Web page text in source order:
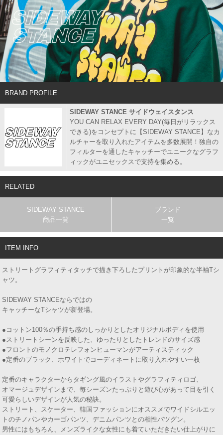
BRAND PROFILE
SIDEWAY STANCE サイドウェイスタンス
YOU CAN RELAX EVERY DAY(毎日がリラックス
できる)をコンセプトに【SIDEWAY STANCE】なカ
ルチャーを取り入れたアイテムを多数展開！独自の
フィルターを通したキャッチーでユニークなグラフ
ィックがユニセックスで支持を集める。
RELATED
SIDEWAY STANCE
商品一覧
ブランド
一覧
ITEM INFO
ストリートグラフィティタッチで描き下ろしたプリントが印象的な半袖Tシ
ャツ。
SIDEWAY STANCEならではの
キャッチーなTシャツが新登場。
●コットン100％の手持ち感のしっかりとしたオリジナルボディを使用
●ストリートシーンを反映した、ゆったりとしたトレンドのサイズ感
●フロントのモノクロテレフォンヒューマンがアーティスティック
●定番のブラック、ホワイトでコーディネートに取り入れやすい一枚
定番のキャラクターからタギング風のイラストやグラフィティロゴ、
オマージュデザインまで、毎シーズンたっぷりと遊び心があって目を引く
可愛らしいデザインが人気の秘訣。
ストリート、スケーター、韓国ファッションにオススメでワイドシルエッ
トのチノパンやカーゴパンツ、デニムパンツとの相性バツグン。
男性にはもちろん、メンズライクな女性にも着ていただきたい仕上がりに